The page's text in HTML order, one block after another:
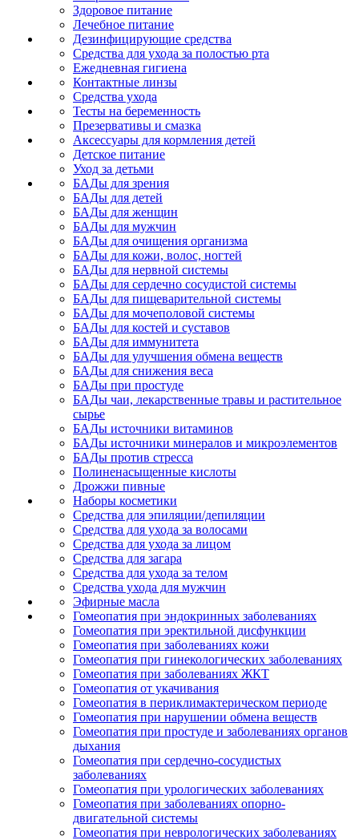
Здоровое питание
Лечебное питание
Дезинфицирующие средства
Средства для ухода за полостью рта
Ежедневная гигиена
Контактные линзы
Средства ухода
Тесты на беременность
Презервативы и смазка
Аксессуары для кормления детей
Детское питание
Уход за детьми
БАДы для зрения
БАДы для детей
БАДы для женщин
БАДы для мужчин
БАДы для очищения организма
БАДы для кожи, волос, ногтей
БАДы для нервной системы
БАДы для сердечно сосудистой системы
БАДы для пищеварительной системы
БАДы для мочеполовой системы
БАДы для костей и суставов
БАДы для иммунитета
БАДы для улучшения обмена веществ
БАДы для снижения веса
БАДы при простуде
БАДы чаи, лекарственные травы и растительное
сырье
БАДы источники витаминов
БАДы источники минералов и микроэлементов
БАДы против стресса
Полиненасыщенные кислоты
Дрожжи пивные
Наборы косметики
Средства для эпиляции/депиляции
Средства для ухода за волосами
Средства для ухода за лицом
Средства для загара
Средства для ухода за телом
Средства ухода для мужчин
Эфирные масла
Гомеопатия при эндокринных заболеваниях
Гомеопатия при эректильной дисфункции
Гомеопатия при заболеваниях кожи
Гомеопатия при гинекологических заболеваниях
Гомеопатия при заболеваниях ЖКТ
Гомеопатия от укачивания
Гомеопатия в периклимактерическом периоде
Гомеопатия при нарушении обмена веществ
Гомеопатия при простуде и заболеваниях органов
дыхания
Гомеопатия при сердечно-сосудистых
заболеваниях
Гомеопатия при урологических заболеваниях
Гомеопатия при заболеваниях опорно-
двигательной системы
Гомеопатия при неврологических заболеваниях